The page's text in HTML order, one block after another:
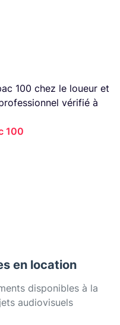
100 chez le loueur et
vérifié à
100
en location
disponibles à la
audiovisuels